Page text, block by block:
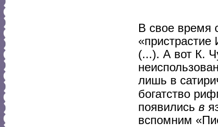
В свое время
(...). А вот К.
лишь в
богатство
появились в
вспомним